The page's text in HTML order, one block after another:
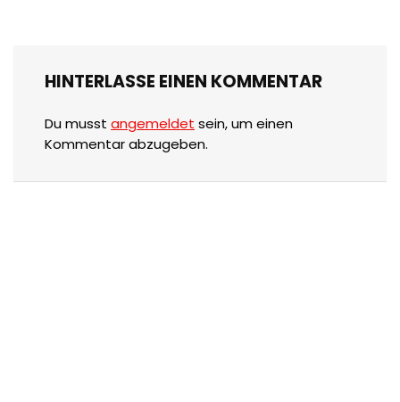
HINTERLASSE EINEN KOMMENTAR
Du musst angemeldet sein, um einen
Kommentar abzugeben.